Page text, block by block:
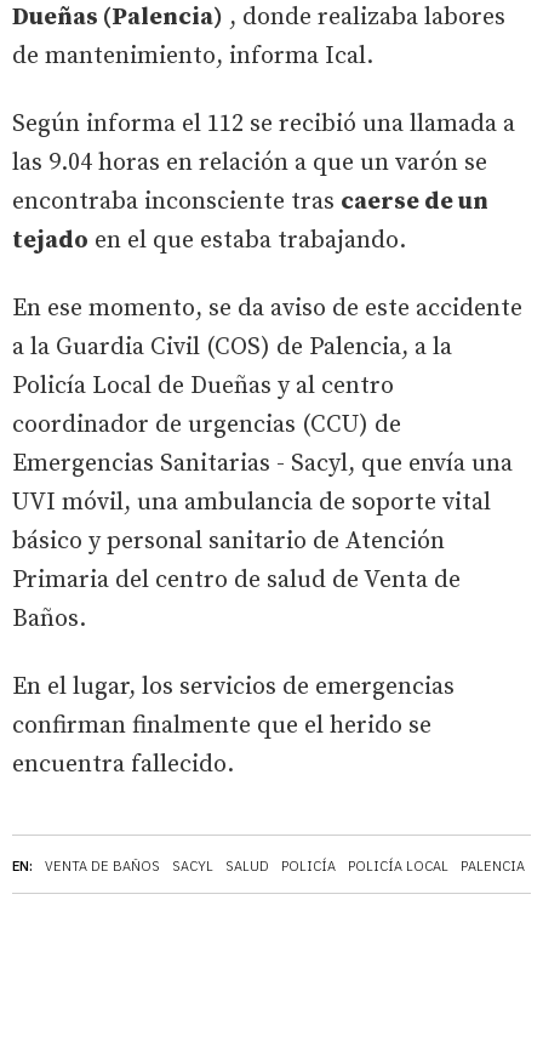
EN: VENTA DE BAÑOS SACYL SALUD POLICÍA POLICÍA LOCAL PALENCIA
Dueñas (Palencia) , donde realizaba labores
de mantenimiento, informa Ical.
Según informa el 112 se recibió una llamada a
las 9.04 horas en relación a que un varón se
encontraba inconsciente tras caerse de un
tejado en el que estaba trabajando.
En ese momento, se da aviso de este accidente
a la Guardia Civil (COS) de Palencia, a la
Policía Local de Dueñas y al centro
coordinador de urgencias (CCU) de
Emergencias Sanitarias - Sacyl, que envía una
UVI móvil, una ambulancia de soporte vital
básico y personal sanitario de Atención
Primaria del centro de salud de Venta de
Baños.
En el lugar, los servicios de emergencias
confirman finalmente que el herido se
encuentra fallecido.